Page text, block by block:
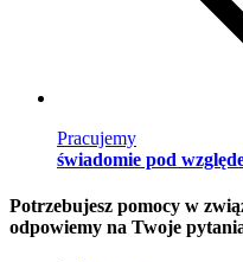
Pracujemy
świadomie pod
Potrzebujesz pomocy w
odpowiemy na Twoje